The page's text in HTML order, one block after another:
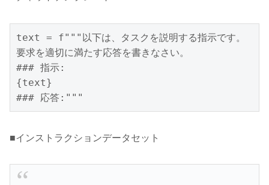
text = f"""以下は、タスクを説明する指示です。
要求を適切に満たす応答を書きなさい。
### 指示:
{text}
### 応答:"""
■インストラクションデータセット